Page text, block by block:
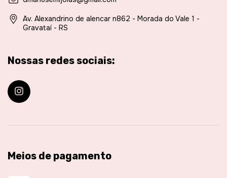
Av. Alexandrino de alencar n862 - Morada do Vale 1 -
Gravataí - RS
Nossas redes sociais:
Meios de pagamento